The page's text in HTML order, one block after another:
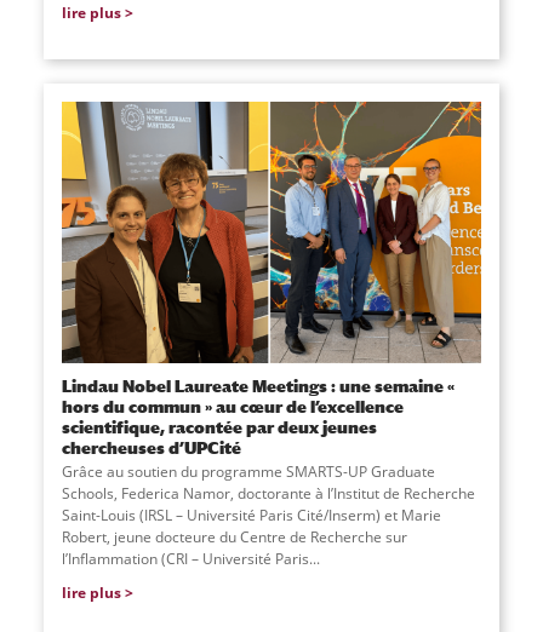
lire plus
Lindau Nobel Laureate Meetings : une semaine «
hors du commun » au cœur de l’excellence
scientifique, racontée par deux jeunes
chercheuses d’UPCité
Grâce au soutien du programme SMARTS-UP Graduate
Schools, Federica Namor, doctorante à l’Institut de Recherche
Saint-Louis (IRSL – Université Paris Cité/Inserm) et Marie
Robert, jeune docteure du Centre de Recherche sur
l’Inflammation (CRI – Université Paris...
lire plus